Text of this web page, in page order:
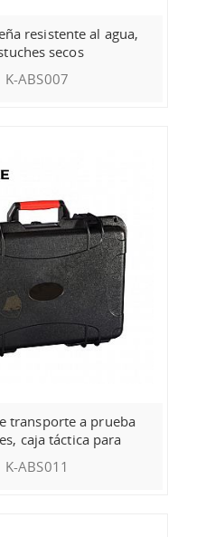
resistente al agua,
secos
K-ABS007
transporte a prueba
caja táctica para
K-ABS011